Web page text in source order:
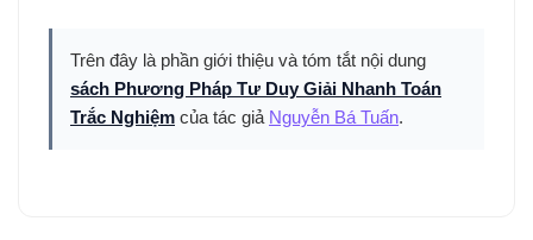
Trên đây là phần giới thiệu và tóm tắt nội dung
sách Phương Pháp Tư Duy Giải Nhanh Toán
Trắc Nghiệm của tác giả Nguyễn Bá Tuấn.